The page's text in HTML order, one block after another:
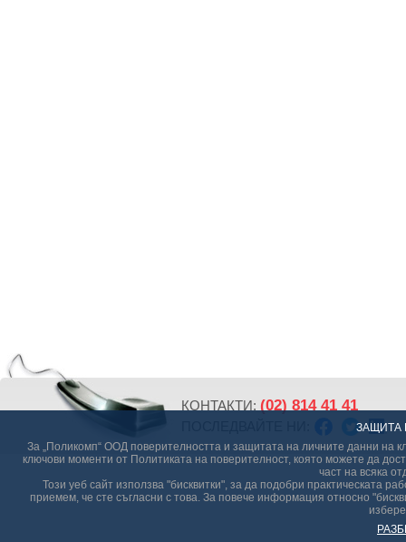
ЗАЩИТА
За „Поликомп“ ООД поверителността и защитата на личните данни на
ключови моменти от Политиката на поверителност, която можете да
част на всяка
Този уеб сайт използва "бисквитки", за да подобри практическата
приемем, че сте съгласни с това. За повече информация относно
КОНТАКТИ: (02) 814 41 41